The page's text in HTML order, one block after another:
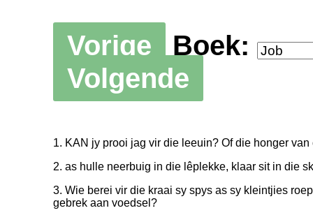
Vorige
Boek:
Volgende
1. KAN jy prooi jag vir die leeuin? Of die honger
2. as hulle neerbuig in die lêplekke, klaar sit in die
3. Wie berei vir die kraai sy spys as sy kleintjies
gebrek aan voedsel?